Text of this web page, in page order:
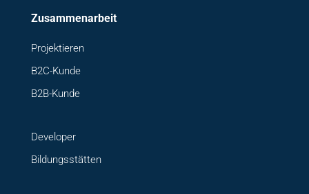
Zusammenarbeit
Projektieren
B2C-Kunde
B2B-Kunde
Developer
Bildungsstätten